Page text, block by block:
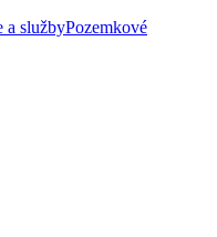
a službyPozemkové